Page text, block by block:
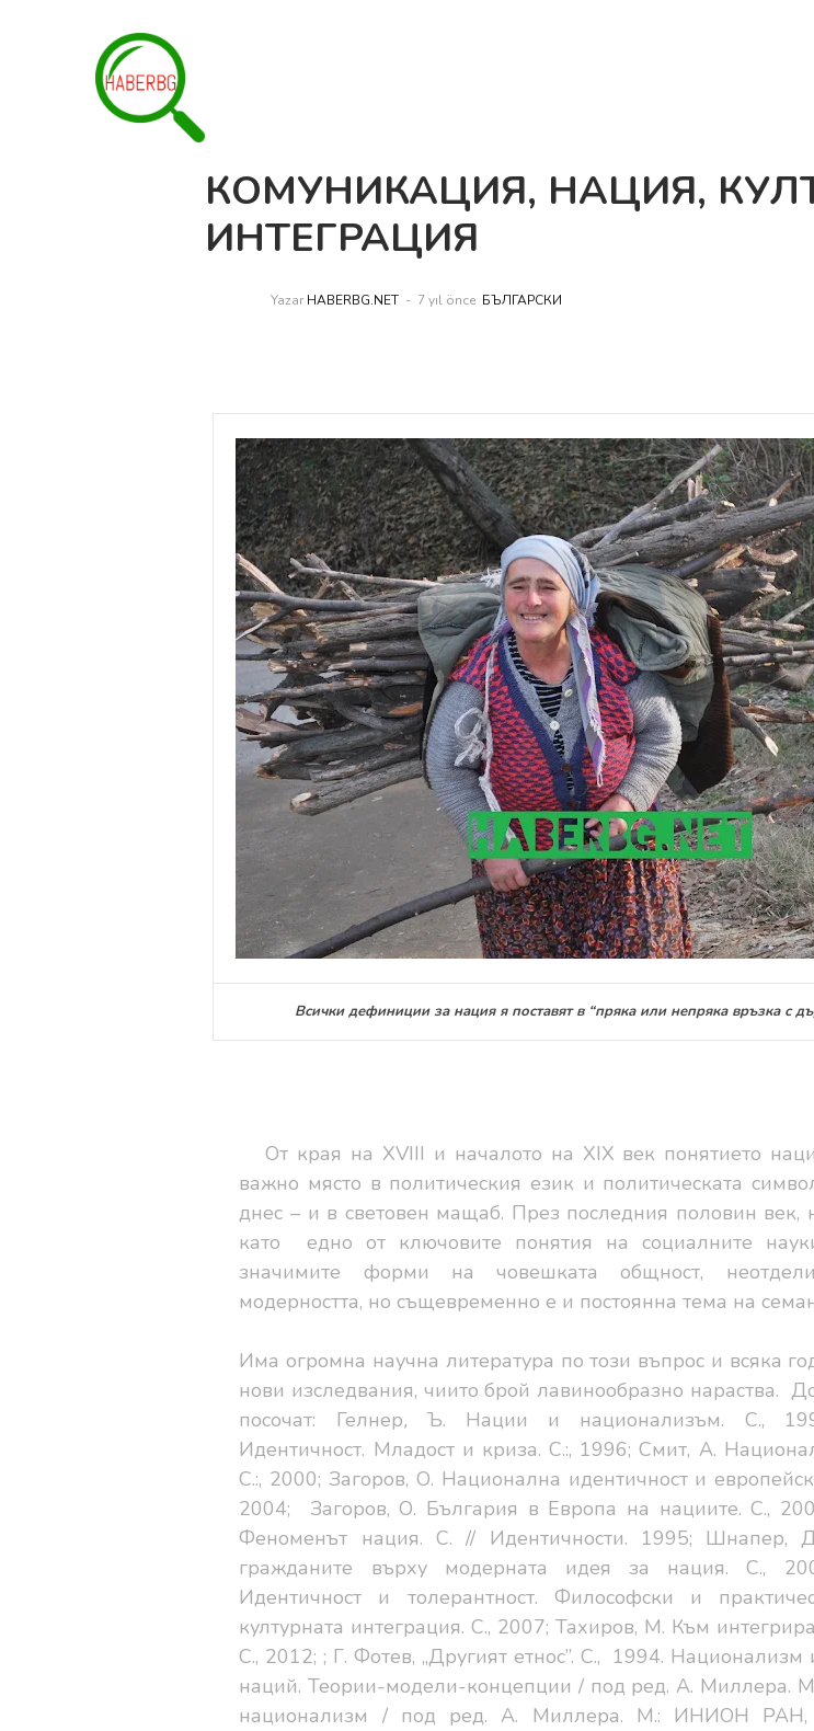
КОМУНИКАЦИЯ, НАЦИЯ,
ИНТЕГРАЦИЯ
Yazar HABERBG.NET 7 yıl önce БЪЛГАРСКИ
Всички дефиниции за нация я поставят в “пряка или непряка връзка с
От края на XVIII и началото на XIX век понятието
важно място в политическия език и политическата
днес – и в световен мащаб. През последния половин век,
като
едно от ключовите понятия на социалните
значимите форми на човешката общност,
модерността, но същевременно е и постоянна тема на
Има огромна научна литература по този въпрос и всяка
нови изследвания, чиито брой лавинообразно нараства.
посочат: Гелнер, Ъ. Нации и национализъм. С.,
Идентичност. Младост и криза. С.:, 1996; Смит, А.
С.:, 2000; Загоров, О. Национална идентичност и
2004;
Загоров, О. България в Европа на нациите. С.,
Феноменът нация. С. // Идентичности. 1995; Шнапер,
гражданите върху модерната идея за нация. С.,
Идентичност и толерантност. Философски и
културната интеграция. С., 2007; Тахиров, М. Към
С., 2012; ; Г. Фотев, „Другият етнос”. С., 1994.
наций. Теоpии-модели-концеп­ции / под pед. А. Миллеpа.
национализм / под pед. А. Миллеpа. М.: ИНИОН